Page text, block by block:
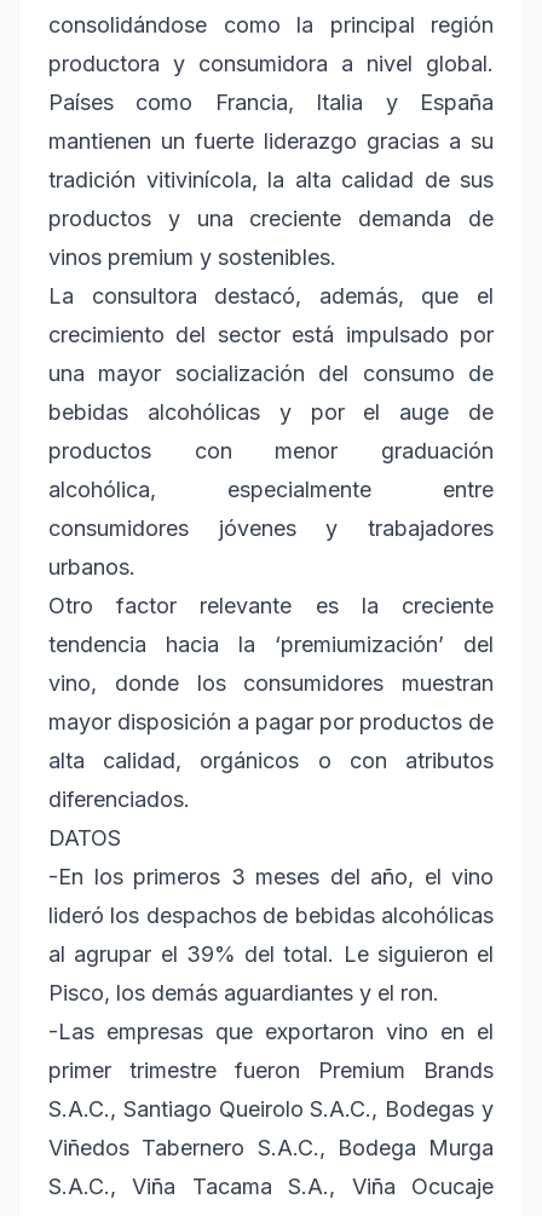
consolidándose como la principal región
productora y consumidora a nivel global.
Países como Francia, Italia y España
mantienen un fuerte liderazgo gracias a su
tradición vitivinícola, la alta calidad de sus
productos y una creciente demanda de
vinos premium y sostenibles.
La consultora destacó, además, que el
crecimiento del sector está impulsado por
una mayor socialización del consumo de
bebidas alcohólicas y por el auge de
productos con menor graduación
alcohólica, especialmente entre
consumidores jóvenes y trabajadores
urbanos.
Otro factor relevante es la creciente
tendencia hacia la ‘premiumización’ del
vino, donde los consumidores muestran
mayor disposición a pagar por productos de
alta calidad, orgánicos o con atributos
diferenciados.
DATOS
-En los primeros 3 meses del año, el vino
lideró los despachos de bebidas alcohólicas
al agrupar el 39% del total. Le siguieron el
Pisco, los demás aguardiantes y el ron.
-Las empresas que exportaron vino en el
primer trimestre fueron Premium Brands
S.A.C., Santiago Queirolo S.A.C., Bodegas y
Viñedos Tabernero S.A.C., Bodega Murga
S.A.C., Viña Tacama S.A., Viña Ocucaje